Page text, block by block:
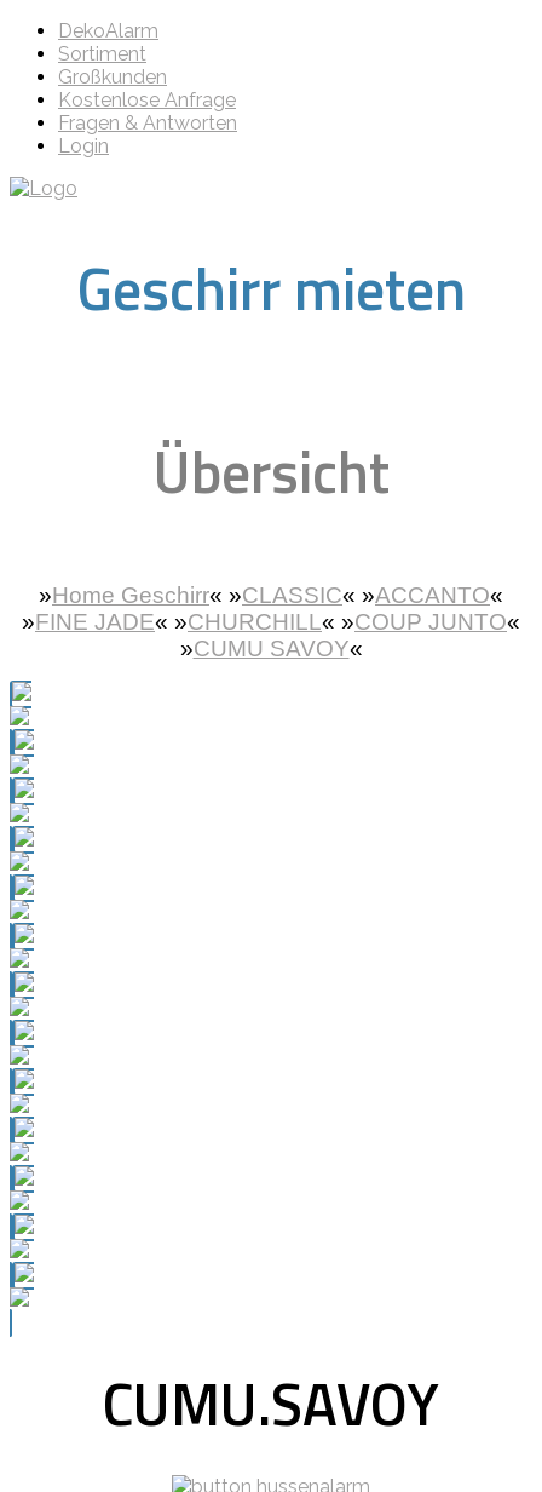
DekoAlarm
Sortiment
Großkunden
Kostenlose Anfrage
Fragen & Antworten
Login
Geschirr mieten
Übersicht
»Home Geschirr« »CLASSIC« »ACCANTO«
»FINE JADE« »CHURCHILL« »COUP JUNTO«
»CUMU SAVOY«
CUMU.SAVOY